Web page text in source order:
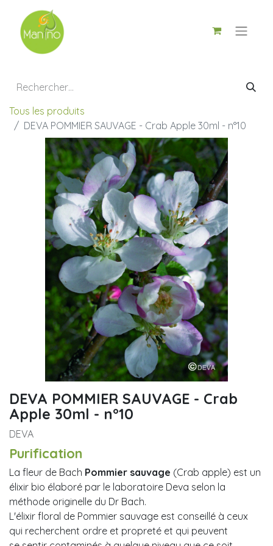
Tous les produits
DEVA POMMIER SAUVAGE - Crab Apple 30ml - n°10
DEVA POMMIER SAUVAGE - Crab
Apple 30ml - n°10
DEVA
Purification
La fleur de Bach Pommier sauvage (Crab apple) est un
élixir bio élaboré par le laboratoire Deva selon la
méthode originelle du Dr Bach.
L'élixir floral de Pommier sauvage est conseillé à ceux
qui recherchent ordre et propreté et qui peuvent